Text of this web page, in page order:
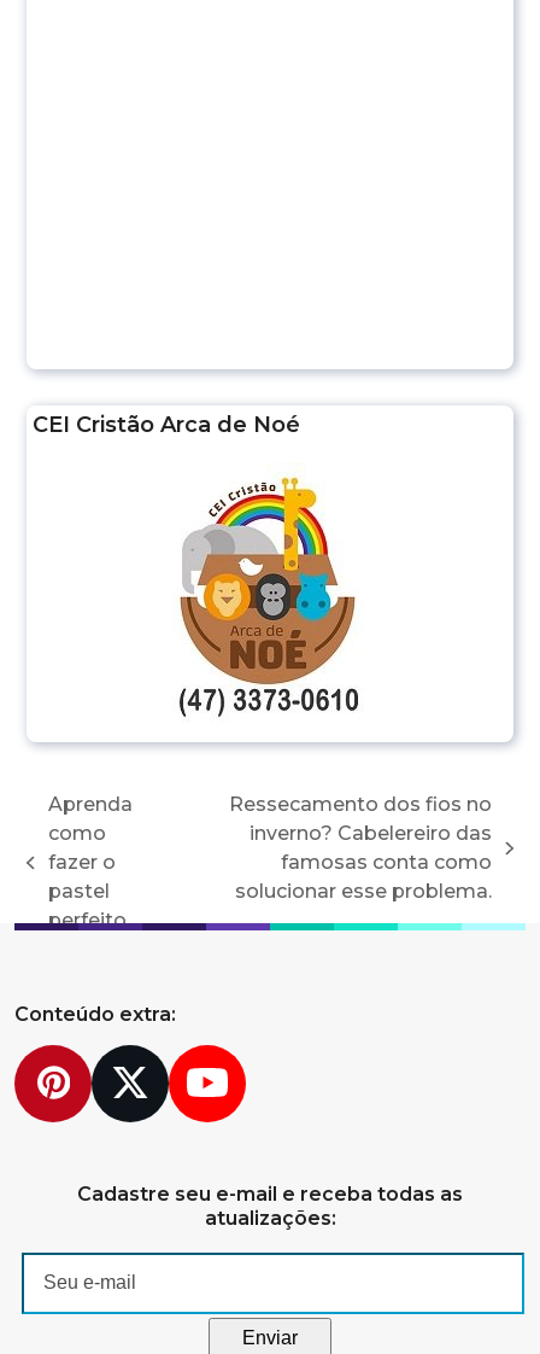
CEI Cristão Arca de Noé
previous
post:
Aprenda
como
fazer o
pastel
perfeito
Ressecamento dos fios no
inverno? Cabelereiro das
famosas conta como
solucionar esse problema.
Conteúdo extra:
Pinterest
TwitterYouTube
Cadastre seu e-mail e receba todas as
atualizações: